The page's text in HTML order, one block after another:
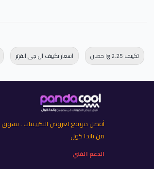
تكييف lg 2.25 حصان اسعار تكييف ال جى انفرتر
أفضل موقع لعروض التكييفات . تسوق
من باندا كول
الدعم الفني